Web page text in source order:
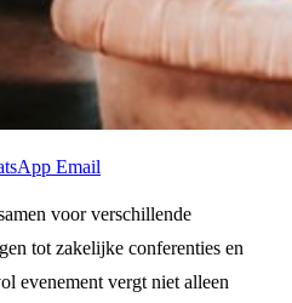
Email
voor verschillende
tot zakelijke conferenties en
evenement vergt niet alleen